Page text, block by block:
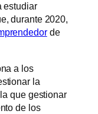
estudiar
durante 2020,
de
a los
la
que gestionar
de los